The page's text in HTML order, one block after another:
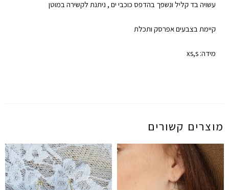
עשויה בד קליל ונשפך בהדפס כוכבי ים , ניתנת לקשירה במוטן
קיימת בצבעים אפרסק ותכלת
מידה: xs,s
מוצרים קשורים